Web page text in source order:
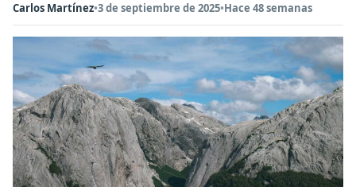
Carlos Martínez•3 de septiembre de 2025•Hace 48 semanas